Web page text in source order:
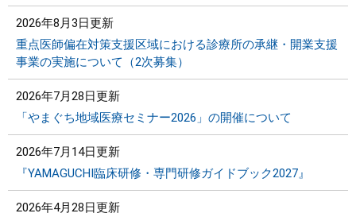
2026年8月3日更新
重点医師偏在対策支援区域における診療所の承継・開業支援
事業の実施について（2次募集）
2026年7月28日更新
「やまぐち地域医療セミナー2026」の開催について
2026年7月14日更新
『YAMAGUCHI臨床研修・専門研修ガイドブック2027』
2026年4月28日更新